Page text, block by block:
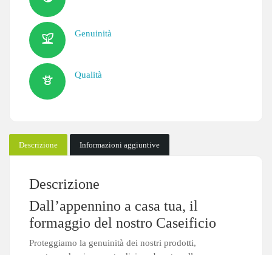
Genuinità
Qualità
Descrizione Informazioni aggiuntive
Descrizione
Dall’appennino a casa tua, il
formaggio del nostro Caseificio
Proteggiamo la genuinità dei nostri prodotti,